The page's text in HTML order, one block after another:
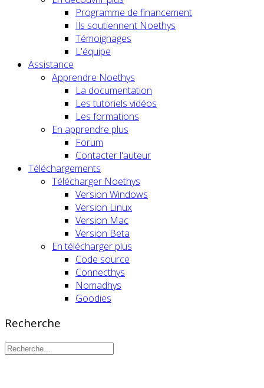
Programme de financement
Ils soutiennent Noethys
Témoignages
L'équipe
Assistance
Apprendre Noethys
La documentation
Les tutoriels vidéos
Les formations
En apprendre plus
Forum
Contacter l'auteur
Téléchargements
Télécharger Noethys
Version Windows
Version Linux
Version Mac
Version Beta
En télécharger plus
Code source
Connecthys
Nomadhys
Goodies
Recherche